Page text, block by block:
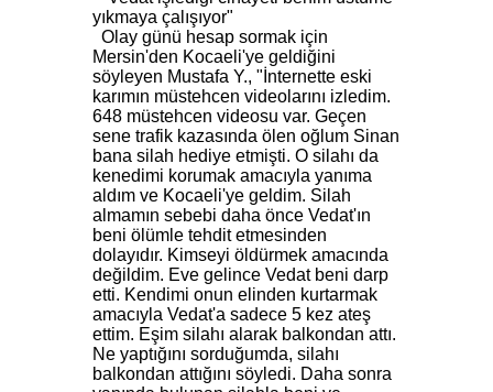
yıkmaya çalışıyor"
Olay günü hesap sormak için
Mersin'den Kocaeli'ye geldiğini
söyleyen Mustafa Y., "İnternette eski
karımın müstehcen videolarını izledim.
648 müstehcen videosu var. Geçen
sene trafik kazasında ölen oğlum Sinan
bana silah hediye etmişti. O silahı da
kenedimi korumak amacıyla yanıma
aldım ve Kocaeli'ye geldim. Silah
almamın sebebi daha önce Vedat'ın
beni ölümle tehdit etmesinden
dolayıdır. Kimseyi öldürmek amacında
değildim. Eve gelince Vedat beni darp
etti. Kendimi onun elinden kurtarmak
amacıyla Vedat'a sadece 5 kez ateş
ettim. Eşim silahı alarak balkondan attı.
Ne yaptığını sorduğumda, silahı
balkondan attığını söyledi. Daha sonra